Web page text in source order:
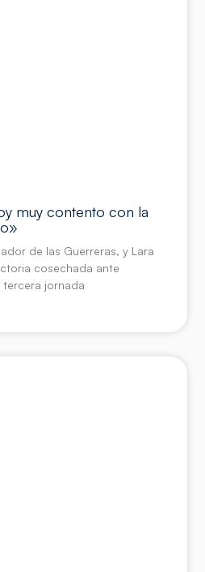
muy contento con la
de las Guerreras, y Lara
cosechada ante
tercera jornada